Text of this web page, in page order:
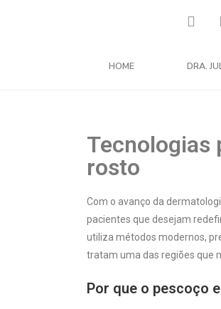
HOME DRA.
Tecnologias
rosto
Com o avanço da
pacientes que desejam
utiliza métodos modernos,
tratam uma das regiões que
Por que o pescoço